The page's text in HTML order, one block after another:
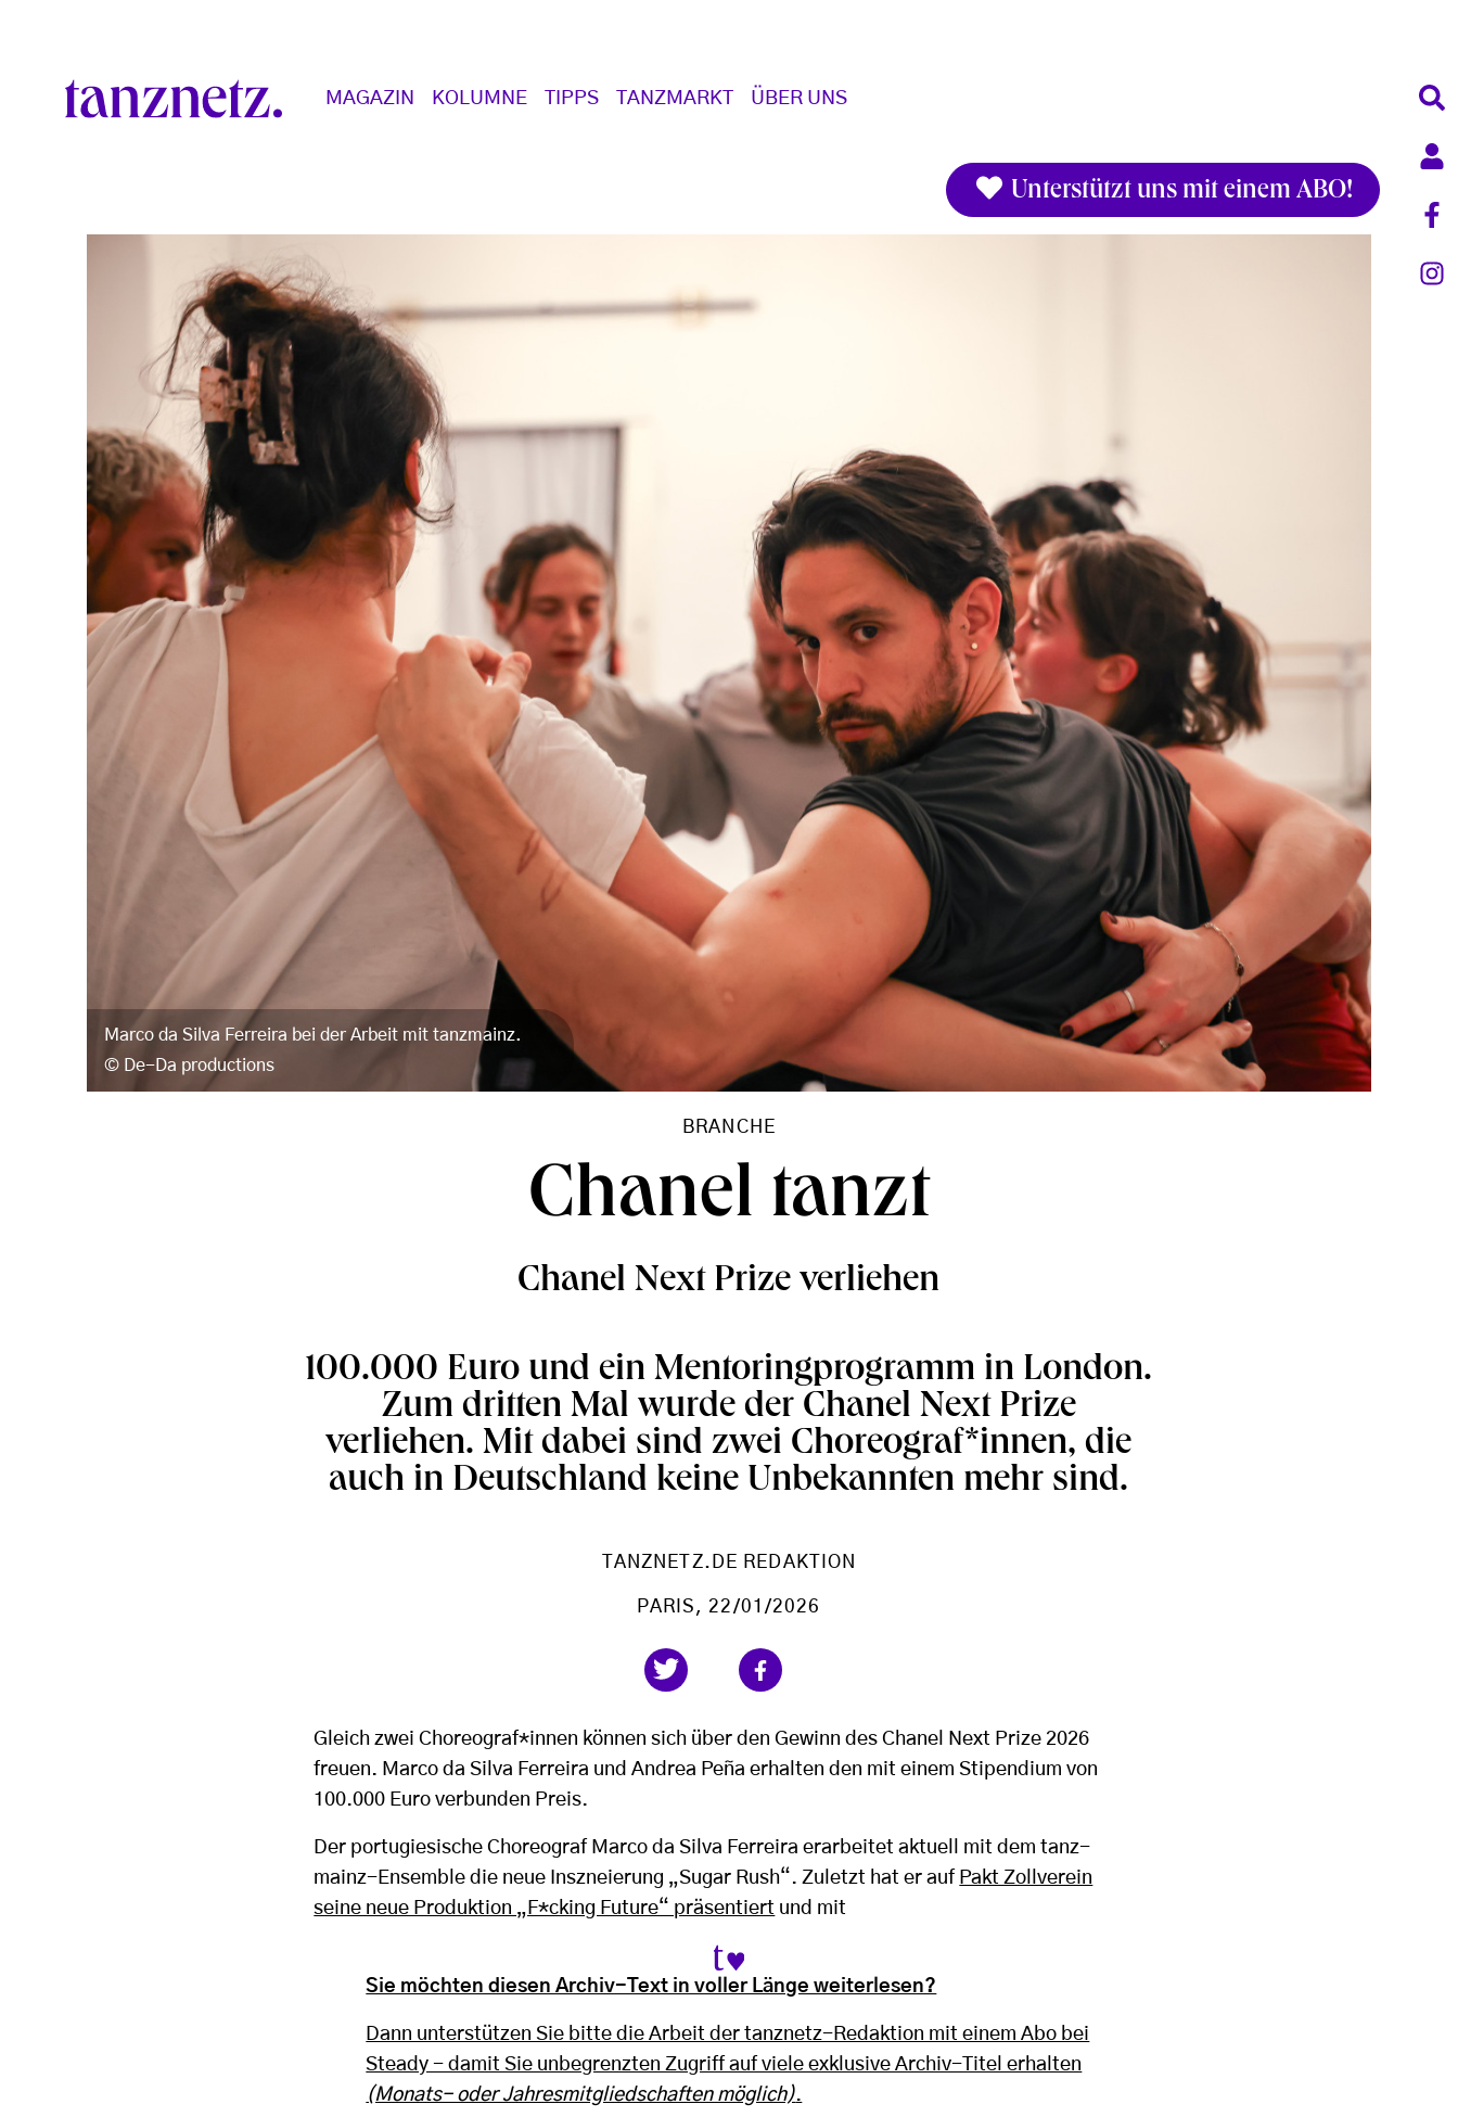
Main navigation
MAGAZIN KOLUMNE TIPPS TANZMARKT ÜBER UNS
Unterstützt uns mit einem ABO!
Marco da Silva Ferreira bei der Arbeit mit tanzmainz.
De-Da productions
BRANCHE
Chanel tanzt
Chanel Next Prize verliehen
100.000 Euro und ein Mentoringprogramm in London.
Zum dritten Mal wurde der Chanel Next Prize
verliehen. Mit dabei sind zwei Choreograf*innen, die
auch in Deutschland keine Unbekannten mehr sind.
TANZNETZ.DE REDAKTION
PARIS , 22/01/2026
Gleich zwei Choreograf*innen können sich über den Gewinn des Chanel Next Prize 2026
freuen. Marco da Silva Ferreira und Andrea Peña erhalten den mit einem Stipendium von
100.000 Euro verbunden Preis.
Der portugiesische Choreograf Marco da Silva Ferreira erarbeitet aktuell mit dem tanz-
mainz-Ensemble die neue Inszneierung „Sugar Rush“. Zuletzt hat er auf Pakt Zollverein
seine neue Produktion „F*cking Future“ präsentiert und mit
Sie möchten diesen Archiv-Text in voller Länge weiterlesen?
Dann unterstützen Sie bitte die Arbeit der tanznetz-Redaktion mit einem Abo bei
Steady - damit Sie unbegrenzten Zugriff auf viele exklusive Archiv-Titel erhalten
(Monats- oder Jahresmitgliedschaften möglich).